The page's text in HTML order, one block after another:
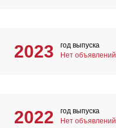
2023
год выпуска
Нет объявлений
2022
год выпуска
Нет объявлений